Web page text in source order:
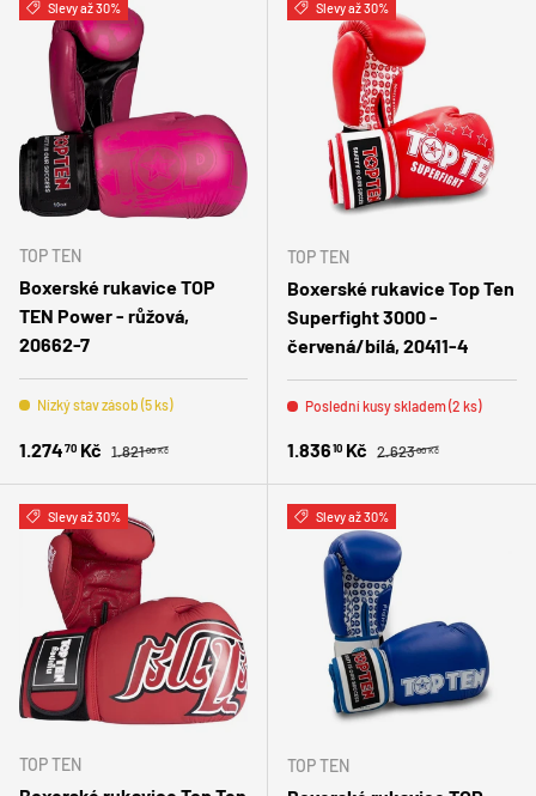
Slevy až 30%
TOP TEN
Boxerské rukavice TOP
TEN Power - růžová,
20662-7
Nízký stav zásob (5 ks)
Zlevněná cena
1.27470 Kč Běžná cena
1.82100 Kč
Slevy až 30%
TOP TEN
Boxerské rukavice Top Ten
Superfight 3000 -
červená/bílá, 20411-4
Poslední kusy skladem (2 ks)
Zlevněná cena
1.83610 Kč Běžná cena
2.62300 Kč
Slevy až 30%
TOP TEN
Slevy až 30%
TOP TEN